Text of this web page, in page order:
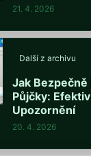
21. 4. 2026
Další z archivu
Jak Bezpečně
Půjčky:
Upozornění
20. 4. 2026